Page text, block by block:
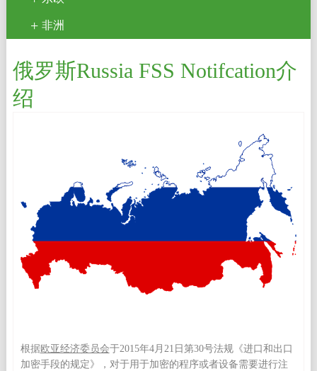
非洲
俄罗斯Russia FSS Notifcation介
绍
根据欧亚经济委员会于2015年4月21日第30号法规《进口和出口
加密手段的规定》，对于用于加密的程序或者设备需要进行注